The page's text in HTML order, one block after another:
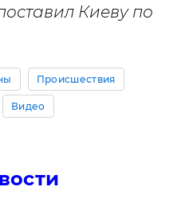
Киеву по
Происшествия
Видео